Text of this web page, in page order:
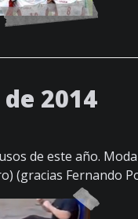
2014
de este año.
(gracias Fernando